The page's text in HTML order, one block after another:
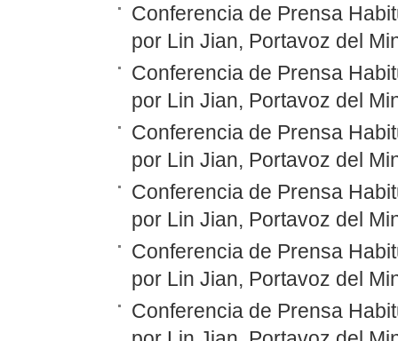
Conferencia de Prensa
por Lin Jian, Portavoz del
Conferencia de Prensa
por Lin Jian, Portavoz del
Conferencia de Prensa
por Lin Jian, Portavoz del
Conferencia de Prensa
por Lin Jian, Portavoz del
Conferencia de Prensa
por Lin Jian, Portavoz del
Conferencia de Prensa